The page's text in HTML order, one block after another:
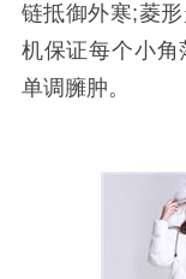
链抵御外寒;菱
机保证每个小
单调臃肿。